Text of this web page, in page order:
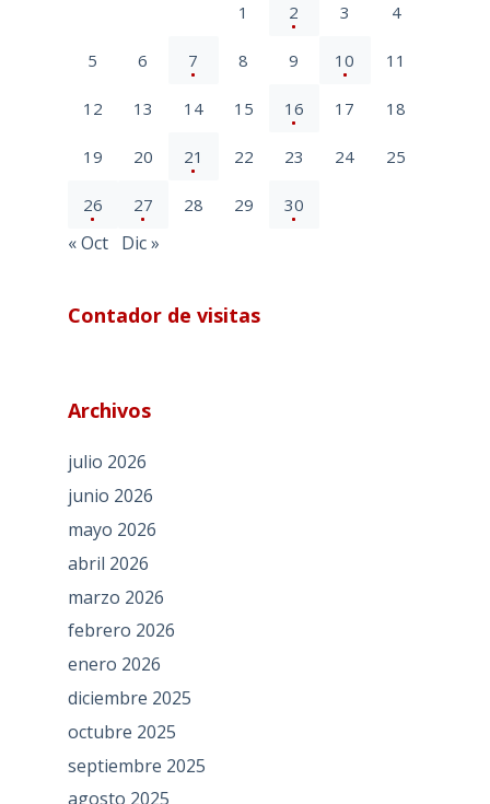
1 2 3 4
5 6 7 8 9 10 11
12 13 14 15 16 17 18
19 20 21 22 23 24 25
26 27 28 29 30
« Oct Dic »
Contador de visitas
Archivos
julio 2026
junio 2026
mayo 2026
abril 2026
marzo 2026
febrero 2026
enero 2026
diciembre 2025
octubre 2025
septiembre 2025
agosto 2025